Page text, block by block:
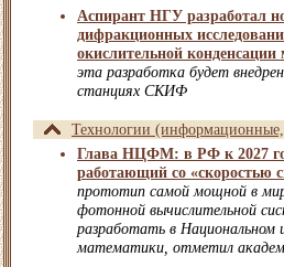
Аспирант НГУ разработал
дифракционных
окислительной конденсации
эта разработка будет
станциях СКИФ
Технологии
Глава НЦФМ: в РФ к 2027
работающий со «скоростью
прототип самой мощной в
фотонной вычислительной
разработать в Национальном
математики, отметил